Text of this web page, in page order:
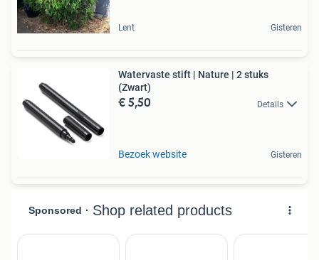
Lent Gisteren
Watervaste stift | Nature | 2 stuks
(Zwart)
€ 5,50 Details
Bezoek website Gisteren